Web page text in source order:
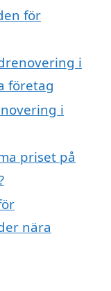
för
i
företag
i
priset på
nära